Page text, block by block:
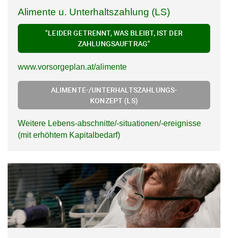
Alimente u. Unterhaltszahlung (LS)
"LEIDER GETRENNT, WAS BLEIBT, IST DER
ZAHLUNGSAUFTRAG"
www.vorsorgeplan.at/alimente
ALIMENTE-/UNTERHALTSZAHLUNGS-
KONZEPT (LS)
Weitere Lebens-abschnitte/-situationen/-ereignisse
(mit erhöhtem Kapitalbedarf)